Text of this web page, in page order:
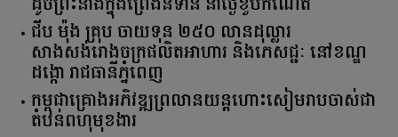
ជីប ម៉ុង គ្រុប ចាយទុន ២៥០ លានដុល្លារ
សាងសង់រោងចក្រផលិតអាហារ និងភេសជ្ជៈ នៅខណ្ឌ
ដង្កោ រាជធានីភ្នំពេញ
កម្ពុជា​គ្រោង​អភិវឌ្ឍ​ព្រលានយន្តហោះ​សៀមរាប​ចាស់​ជា​
តំបន់​ពហុ​មុខងារ​